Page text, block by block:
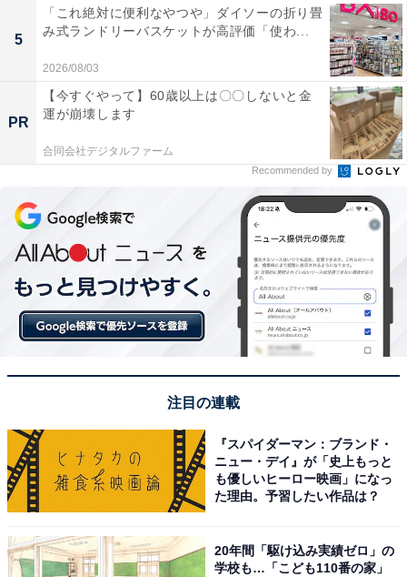
5
「これ絶対に便利なやつや」ダイソーの折り畳
み式ランドリーバスケットが高評価「使わ...
2026/08/03
PR
【今すぐやって】60歳以上は〇〇しないと金
運が崩壊します
合同会社デジタルファーム
Recommended by
注目の連載
『スパイダーマン：ブランド・
ニュー・デイ』が「史上もっと
も優しいヒーロー映画」になっ
た理由。予習したい作品は？
20年間「駆け込み実績ゼロ」の
学校も…「こども110番の家」